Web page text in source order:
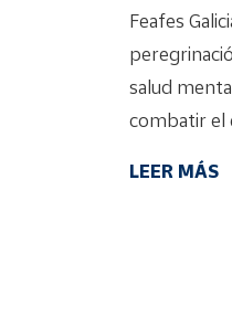
Feafes
salud
combatir el
LEER MÁS